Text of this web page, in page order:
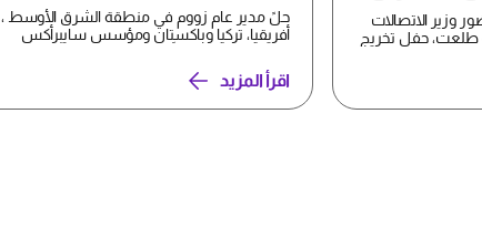
ودعم
وزير الاتصالات
طلعت، حفل تخريج
حلً مدير عام زووم في منطقة الشرق الأوسط ،
أفريقيا، تركيا وباكستان ومؤسس سايبرأكس
اقرأ المزيد